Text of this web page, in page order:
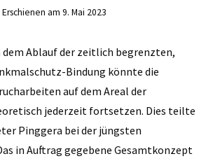
am 9. Mai 2023
dem Ablauf der zeitlich begrenzten,
Bindung könnte die
auf dem Areal der
jederzeit fortsetzen. Dies teilte
Pinggera bei der jüngsten
in Auftrag gegebene Gesamtkonzept